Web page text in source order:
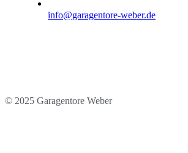
info@garagentore-weber.de
© 2025 Garagentore Weber